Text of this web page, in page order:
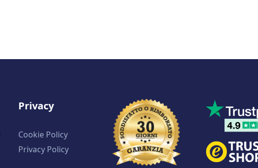
Privacy
Cookie Policy
Privacy Policy